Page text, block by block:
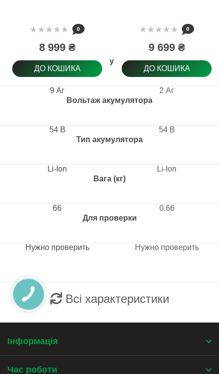
Ємність акумулятора
Вольтаж акумулятора
Тип акумулятора
Вага (кг)
Для проверки
0
8 999 ₴
ДО КОШИКА
9 Аг
54 В
Li-Ion
66
Нужно проверить
0
9 699 ₴
ДО КОШИКА
2 Аг
54 В
Li-Ion
0.66
Нужно проверить
Всі характеристики
Інформація
Час роботи